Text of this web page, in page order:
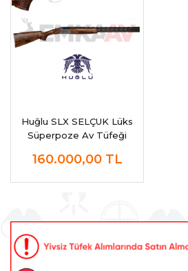
Huğlu SLX SELÇUK Lüks
Süperpoze Av Tüfeği
160.000,00 TL